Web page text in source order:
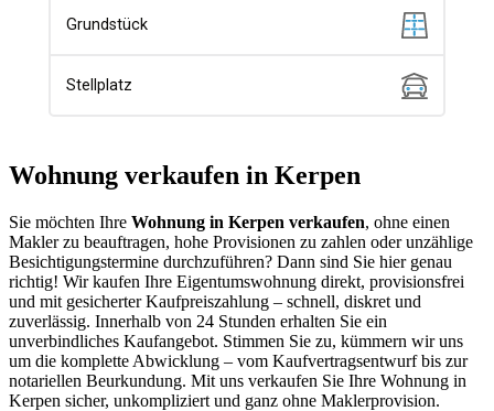
Wohnung verkaufen in Kerpen
Sie möchten Ihre Wohnung in Kerpen verkaufen, ohne einen
Makler zu beauftragen, hohe Provisionen zu zahlen oder unzählige
Besichtigungstermine durchzuführen? Dann sind Sie hier genau
richtig! Wir kaufen Ihre Eigentumswohnung direkt, provisionsfrei
und mit gesicherter Kaufpreiszahlung – schnell, diskret und
zuverlässig. Innerhalb von 24 Stunden erhalten Sie ein
unverbindliches Kaufangebot. Stimmen Sie zu, kümmern wir uns
um die komplette Abwicklung – vom Kaufvertragsentwurf bis zur
notariellen Beurkundung. Mit uns verkaufen Sie Ihre Wohnung in
Kerpen sicher, unkompliziert und ganz ohne Maklerprovision.